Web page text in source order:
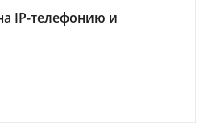
IP-телефонию и